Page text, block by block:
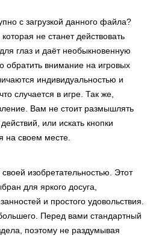
с загрузкой данного файла?
не станет действовать
глаз и даёт необыкновенную
обратить внимание на игровых
индивидуальностью и
случается в игре. Так же,
Вам не стоит размышлять
или искать кнопки
на своем месте.
изобретательностью. Этот
для яркого досуга,
и простого удовольствия.
Перед вами стандартный
поэтому не раздумывая